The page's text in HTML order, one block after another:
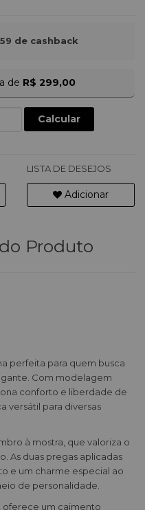
de cashback
de R$ 299,00
Calcular
LISTA DE DESEJOS
Adicionar
Produto
perfeita para quem busca
Com modelagem
conforto e liberdade de
versátil para diversas
à mostra, que valoriza o
As duas pregas aplicadas
e um charme especial ao
de personalidade.
oferece um caimento